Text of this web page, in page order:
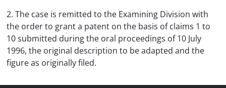
2. The case is remitted to the Examining Division with
the order to grant a patent on the basis of claims 1 to
10 submitted during the oral proceedings of 10 July
1996, the original description to be adapted and the
figure as originally filed.